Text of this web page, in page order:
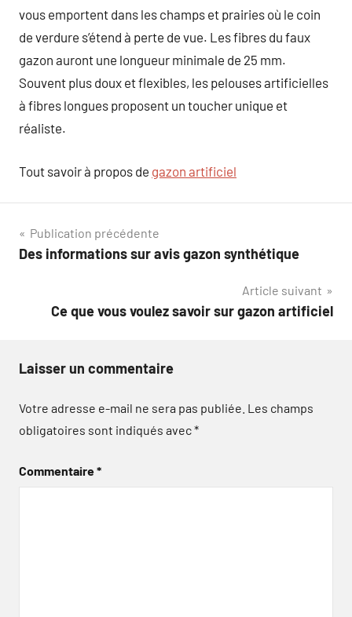
vous emportent dans les champs et prairies où le coin
de verdure s’étend à perte de vue. Les fibres du faux
gazon auront une longueur minimale de 25 mm.
Souvent plus doux et flexibles, les pelouses artificielles
à fibres longues proposent un toucher unique et
réaliste.
Tout savoir à propos de gazon artificiel
Navigation
de
Publication précédente
Des informations sur avis gazon synthétique
Article suivant
Ce que vous voulez savoir sur gazon artificiel
Laisser un commentaire
Votre adresse e-mail ne sera pas publiée. Les champs
obligatoires sont indiqués avec*
Commentaire*